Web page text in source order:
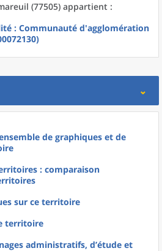
(77505) appartient :
: Communauté d'agglomération
de graphiques et de
: comparaison
sur ce territoire
territoire
administratifs, d’étude et